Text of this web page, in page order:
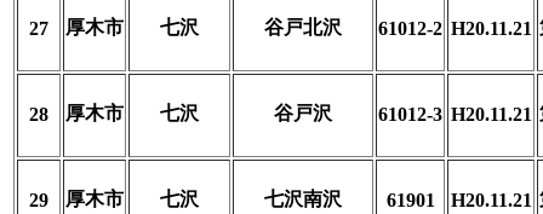
27 厚木市 七沢 谷戸北沢 61012-2 H20.11.21
28 厚木市 七沢 谷戸沢 61012-3 H20.11.21
29 厚木市 七沢 七沢南沢 61901 H20.11.21